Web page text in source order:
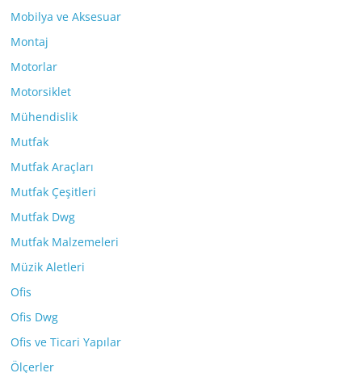
Mobilya ve Aksesuar
Montaj
Motorlar
Motorsiklet
Mühendislik
Mutfak
Mutfak Araçları
Mutfak Çeşitleri
Mutfak Dwg
Mutfak Malzemeleri
Müzik Aletleri
Ofis
Ofis Dwg
Ofis ve Ticari Yapılar
Ölçerler